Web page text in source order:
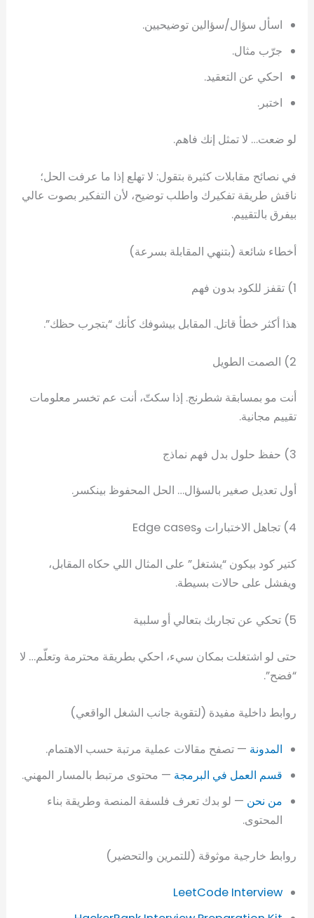
اسأل سؤال/سؤالين توضيحيين.
جرّب مثال.
احكي عن التعقيد.
اختبر.
لو ضعت… لا تمثل إنك فاهم.
في نصائح مقابلات كثيرة بتقول: لا تهلع إذا ما عرفت الحل؛
ناقش طريقة تفكيرك واطلب توضيح، لأن التفكير بصوت عالي
بيفرق بالتقييم.
أخطاء شائعة (بتنهي المقابلة بسرعة)
1) تقفز للكود بدون فهم
هذا أكثر خطأ قاتل. المقابل بيشوفك كأنك “بتجرب حظك”.
2) الصمت الطويل
أنت مو بمسابقة شطرنج. إذا سكتّ، أنت عم تخسر معلومات
تقييم مجانية.
3) حفظ حلول بدل فهم نماذج
أول تعديل صغير بالسؤال… الحل المحفوظ بينكسر.
4) تجاهل الاختبارات وEdge cases
كتير كود بيكون “يشتغل” على المثال اللي حكاه المقابل،
ويفشل على حالات بسيطة.
5) تحكي عن تجاربك بتعالي أو سلبية
حتى لو اشتغلت بمكان سيء، احكي بطريقة محترمة وتعلّم… لا
“فضح”.
روابط داخلية مفيدة (لتقوية جانب الشغل الواقعي)
المدونة — تصفح مقالات عملية مرتبة حسب الاهتمام.
قسم العمل في البرمجة — محتوى مرتبط بالمسار المهني.
من نحن — لو بدك تعرف فلسفة المنصة وطريقة بناء
المحتوى.
روابط خارجية موثوقة (للتمرين والتحضير)
LeetCode Interview